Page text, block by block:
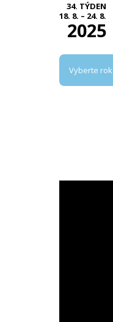
34. TÝDEN
18. 8. – 24. 8.
2025
Vyberte rok